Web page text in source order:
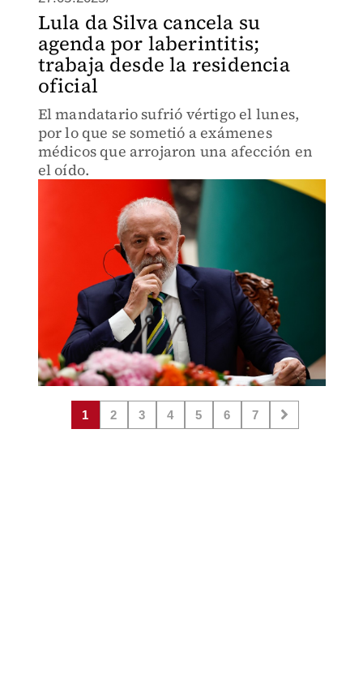
Lula da Silva cancela su
agenda por laberintitis;
trabaja desde la residencia
oficial
El mandatario sufrió vértigo el lunes,
por lo que se sometió a exámenes
médicos que arrojaron una afección en
el oído.
1 2 3 4 5 6 7